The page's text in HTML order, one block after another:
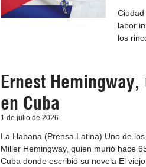
labor
los
Ernest
en Cuba
1 de julio de 2026
La Habana (Prensa Latina) Uno de
Miller Hemingway, quien murió hace
Cuba donde escribió su novela El